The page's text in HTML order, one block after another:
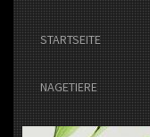
STARTSEITE
NAGETIERE